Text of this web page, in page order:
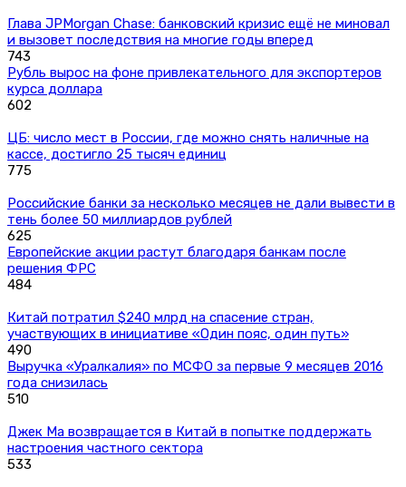
Глава JPMorgan Chase: банковский кризис ещё не миновал
и вызовет последствия на многие годы вперед
743
Рубль вырос на фоне привлекательного для экспортеров
курса доллара
602
ЦБ: число мест в России, где можно снять наличные на
кассе, достигло 25 тысяч единиц
775
Российские банки за несколько месяцев не дали вывести в
тень более 50 миллиардов рублей
625
Европейские акции растут благодаря банкам после
решения ФРС
484
Китай потратил $240 млрд на спасение стран,
участвующих в инициативе «Один пояс, один путь»
490
Выручка «Уралкалия» по МСФО за первые 9 месяцев 2016
года снизилась
510
Джек Ма возвращается в Китай в попытке поддержать
настроения частного сектора
533